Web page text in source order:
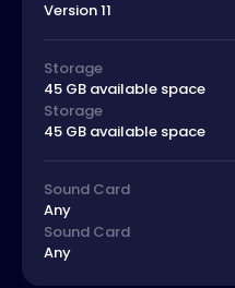
Version 11
Storage
45 GB available space
Storage
45 GB available space
Sound Card
Any
Sound Card
Any